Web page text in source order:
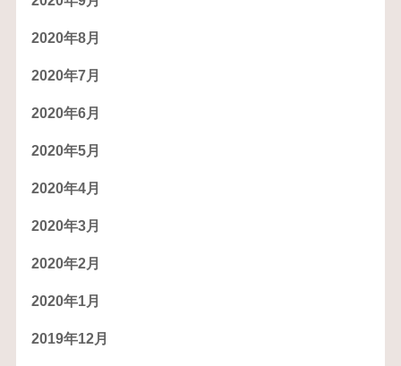
2020年8月
2020年7月
2020年6月
2020年5月
2020年4月
2020年3月
2020年2月
2020年1月
2019年12月